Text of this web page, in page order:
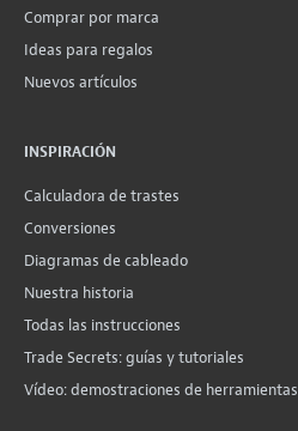
Comprar por marca
Ideas para regalos
Nuevos artículos
INSPIRACIÓN
Calculadora de trastes
Conversiones
Diagramas de cableado
Nuestra historia
Todas las instrucciones
Trade Secrets: guías y tutoriales
Vídeo: demostraciones de herramientas